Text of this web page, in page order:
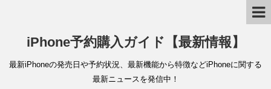
iPhone予約購入ガイド【最新情報】
最新iPhoneの発売日や予約状況、最新機能から特徴などiPhoneに関する
最新ニュースを発信中！